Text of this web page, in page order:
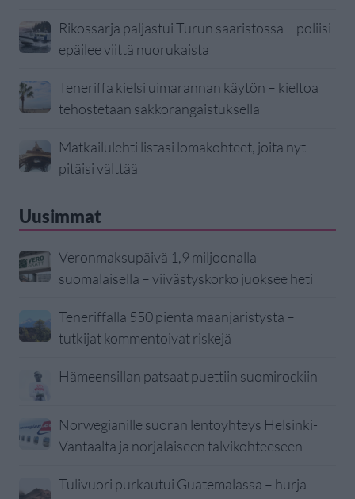
Rikossarja paljastui Turun saaristossa – poliisi
epäilee viittä nuorukaista
Teneriffa kielsi uimarannan käytön – kieltoa
tehostetaan sakkorangaistuksella
Matkailulehti listasi lomakohteet, joita nyt
pitäisi välttää
Uusimmat
Veronmaksupäivä 1,9 miljoonalla
suomalaisella – viivästyskorko juoksee heti
Teneriffalla 550 pientä maanjäristystä –
tutkijat kommentoivat riskejä
Hämeensillan patsaat puettiin suomirockiin
Norwegianille suoran lentoyhteys Helsinki-
Vantaalta ja norjalaiseen talvikohteeseen
Tulivuori purkautui Guatemalassa – hurja